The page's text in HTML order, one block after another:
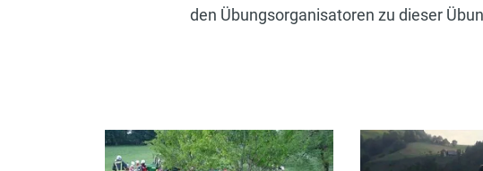
den Übungsorganisatoren zu dieser